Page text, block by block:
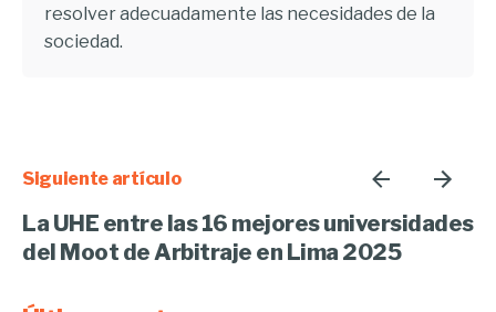
resolver adecuadamente las necesidades de la
sociedad.
Siguiente artículo
La UHE entre las 16 mejores universidades
del Moot de Arbitraje en Lima 2025